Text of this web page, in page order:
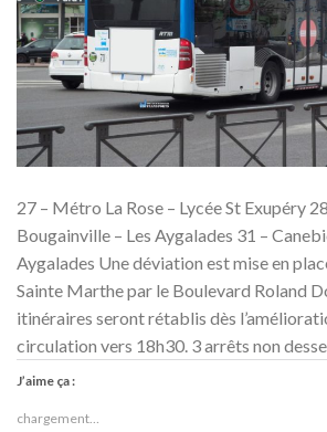
27 – Métro La Rose – Lycée St Exupéry
Bougainville – Les Aygalades 31 –
Aygalades Une déviation est mise en
Sainte Marthe par le Boulevard Roland
itinéraires seront rétablis dès
circulation vers 18h30. 3 arrêts non
J’aime ça :
chargement…